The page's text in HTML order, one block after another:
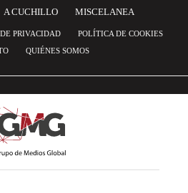
A CUCHILLO MISCELANEA
PRIVACIDAD
POLÍTICA DE COOKIES
QUIÉNES SOMOS